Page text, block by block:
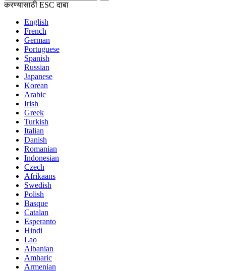
करण्यासाठी ESC दाबा
English
French
German
Portuguese
Spanish
Russian
Japanese
Korean
Arabic
Irish
Greek
Turkish
Italian
Danish
Romanian
Indonesian
Czech
Afrikaans
Swedish
Polish
Basque
Catalan
Esperanto
Hindi
Lao
Albanian
Amharic
Armenian